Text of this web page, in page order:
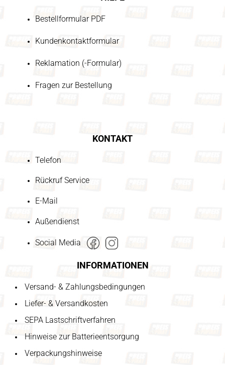
Bestellformular PDF
Kundenkontaktformular
Reklamation (-Formular)
Fragen zur Bestellung
KONTAKT
Telefon
Rückruf Service
E-Mail
Außendienst
Social Media
INFORMATIONEN
Versand- & Zahlungsbedingungen
Liefer- & Versandkosten
SEPA Lastschriftverfahren
Hinweise zur Batterieentsorgung
Verpackungshinweise